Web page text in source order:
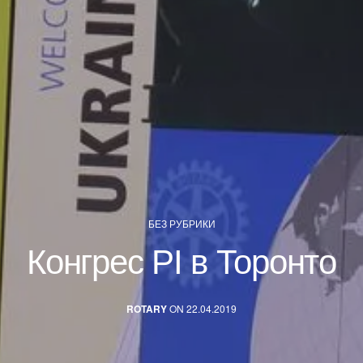
БЕЗ РУБРИКИ
Конгрес РІ в Торонто
ROTARYON 22.04.2019